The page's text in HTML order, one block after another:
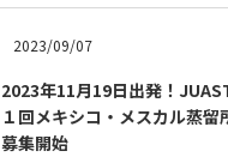
2023/09/07
2023年11月19日出発！
１回メキシコ・メスカル蒸留
募集開始